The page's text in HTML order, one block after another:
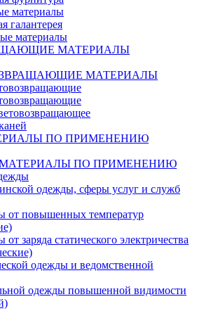
материалы
галантерея
материалы
МАТЕРИАЛЫ
МАТЕРИАЛЫ
ПО ПРИМЕНЕНИЮ
ПО ПРИМЕНЕНИЮ
одежды, сферы услуг и служб
от повышенных температур
заряда статического электричества
одежды и ведомственной
одежды повышенной видимости